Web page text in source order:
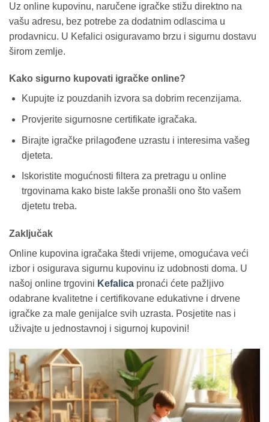
Uz online kupovinu, naručene igračke stižu direktno na
vašu adresu, bez potrebe za dodatnim odlascima u
prodavnicu. U Kefalici osiguravamo brzu i sigurnu dostavu
širom zemlje.
Kako sigurno kupovati igračke online?
Kupujte iz pouzdanih izvora sa dobrim recenzijama.
Provjerite sigurnosne certifikate igračaka.
Birajte igračke prilagođene uzrastu i interesima vašeg
djeteta.
Iskoristite mogućnosti filtera za pretragu u online
trgovinama kako biste lakše pronašli ono što vašem
djetetu treba.
Zaključak
Online kupovina igračaka štedi vrijeme, omogućava veći
izbor i osigurava sigurnu kupovinu iz udobnosti doma. U
našoj online trgovini Kefalica pronaći ćete pažljivo
odabrane kvalitetne i certifikovane edukativne i drvene
igračke za male genijalce svih uzrasta. Posjetite nas i
uživajte u jednostavnoj i sigurnoj kupovini!